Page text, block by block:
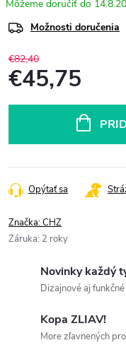
Možnosti doručenia
€82,40
€45,75
Opýtať sa
Značka:CHZ
Záruka: 2 roky
Novinky každý
Dizajnové aj
Kopa ZLIAV!
More zľavnených